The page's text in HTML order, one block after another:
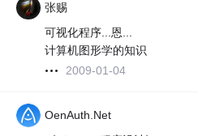
张赐
可视化程序...恩...
计算机图形学的知识
2009-01-04
OenAuth.Net